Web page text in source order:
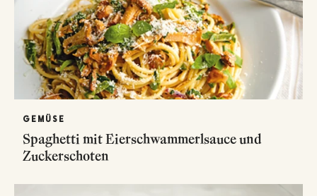
GEMÜSE
Spaghetti mit Eierschwammerlsauce und
Zuckerschoten